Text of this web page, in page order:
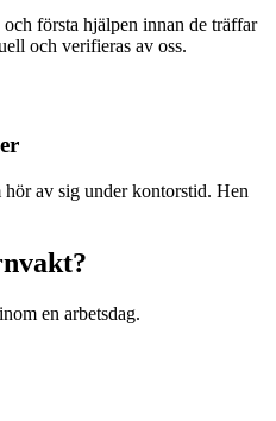
första hjälpen innan de träffar
och verifieras av oss.
av sig under kontorstid. Hen
en arbetsdag.